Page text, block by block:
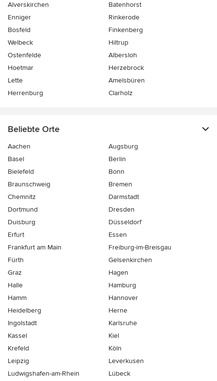
Alverskirchen
Batenhorst
Enniger
Rinkerode
Bosfeld
Finkenberg
Welbeck
Hiltrup
Ostenfelde
Albersloh
Hoetmar
Herzebrock
Lette
Amelsbüren
Herrenburg
Clarholz
Beliebte Orte
Aachen
Augsburg
Basel
Berlin
Bielefeld
Bonn
Braunschweig
Bremen
Chemnitz
Darmstadt
Dortmund
Dresden
Duisburg
Düsseldorf
Erfurt
Essen
Frankfurt am Main
Freiburg-im-Breisgau
Fürth
Gelsenkirchen
Graz
Hagen
Halle
Hamburg
Hamm
Hannover
Heidelberg
Herne
Ingolstadt
Karlsruhe
Kassel
Kiel
Krefeld
Köln
Leipzig
Leverkusen
Ludwigshafen-am-Rhein
Lübeck